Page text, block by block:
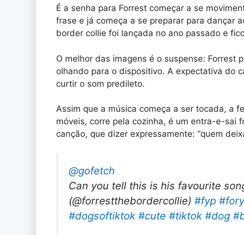
É a senha para Forrest começar a se
frase e já começa a se preparar para dançar
border collie foi lançada no ano passado e
O melhor das imagens é o suspense: Forrest
olhando para o dispositivo. A expectativa do
curtir o som predileto.
Assim que a música começa a ser tocada, a
móveis, corre pela cozinha, é um entra-e-sai
canção, que dizer expressamente: “quem
@gofetch
Can you tell this is his favourite
(@forrestthebordercollie) #fyp
#dogsoftiktok #cute #tiktok #dog